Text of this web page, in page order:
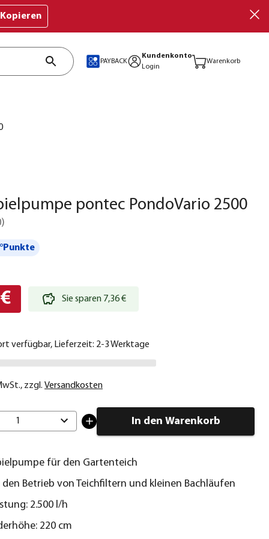
Kopieren
PAYBACK
Kundenkonto
Login
Warenkorb
pontec PondoVario 2500
)
Sie sparen 7,36 €
verfügbar, Lieferzeit: 2-3 Werktage
, zzgl. Versandkosten
1 In den Warenkorb
für den Gartenteich
Betrieb von Teichfiltern und kleinen Bachläufen
2.500 l/h
220 cm